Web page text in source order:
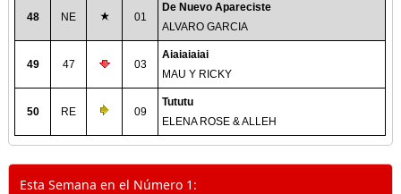
48 NE 01
De Nuevo Apareciste
ALVARO GARCIA
49 47 03
Aiaiaiaiai
MAU Y RICKY
50 RE 09
Tututu
ELENA ROSE & ALLEH
Esta Semana en el Número 1: